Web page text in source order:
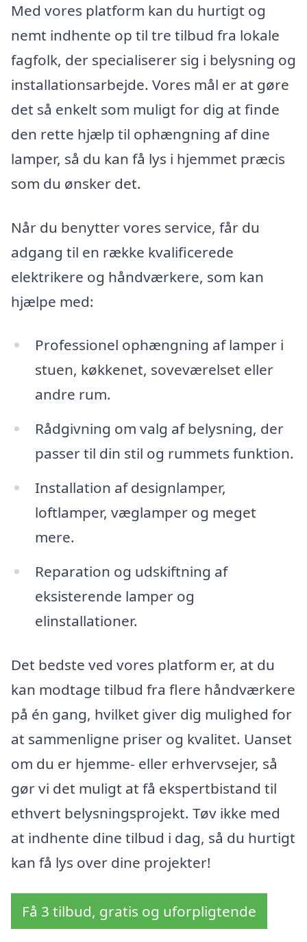
Med vores platform kan du hurtigt og
nemt indhente op til tre tilbud fra lokale
fagfolk, der specialiserer sig i belysning og
installationsarbejde. Vores mål er at gøre
det så enkelt som muligt for dig at finde
den rette hjælp til ophængning af dine
lamper, så du kan få lys i hjemmet præcis
som du ønsker det.
Når du benytter vores service, får du
adgang til en række kvalificerede
elektrikere og håndværkere, som kan
hjælpe med:
Professionel ophængning af lamper i
stuen, køkkenet, soveværelset eller
andre rum.
Rådgivning om valg af belysning, der
passer til din stil og rummets funktion.
Installation af designlamper,
loftlamper, væglamper og meget
mere.
Reparation og udskiftning af
eksisterende lamper og
elinstallationer.
Det bedste ved vores platform er, at du
kan modtage tilbud fra flere håndværkere
på én gang, hvilket giver dig mulighed for
at sammenligne priser og kvalitet. Uanset
om du er hjemme- eller erhvervsejer, så
gør vi det muligt at få ekspertbistand til
ethvert belysningsprojekt. Tøv ikke med
at indhente dine tilbud i dag, så du hurtigt
kan få lys over dine projekter!
Få 3 tilbud, gratis og uforpligtende